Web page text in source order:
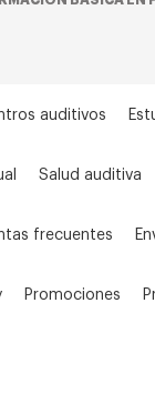
auditivos
Salud auditiva
frecuentes
Promociones